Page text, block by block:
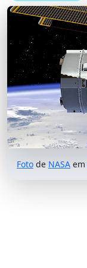
Foto de NASA em